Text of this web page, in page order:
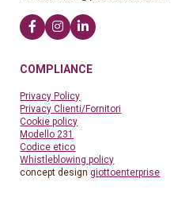
COMPLIANCE
Privacy Policy
Privacy Clienti/Fornitori
Cookie policy
Modello 231
Codice etico
Whistleblowing policy
concept design giottoenterprise